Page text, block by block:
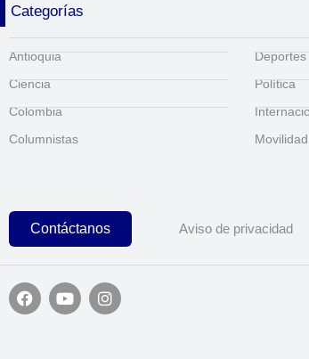
Categorías
Antioquia
Ciencia
Colombia
Columnistas
Deportes
Política
Movilidad
Contáctanos Aviso de privacidad